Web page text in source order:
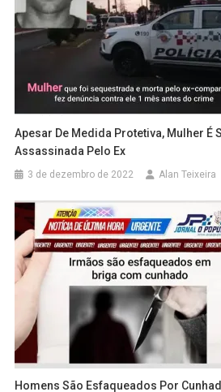
Apesar De Medida Protetiva, Mulher É
Assassinada Pelo Ex
3 de dezembro de 2022 Alan Teixeira
Homens São Esfaqueados Por